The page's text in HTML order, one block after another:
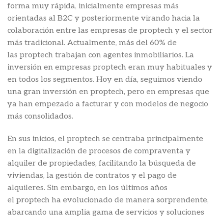
forma muy rápida, inicialmente empresas más
orientadas al B2C y posteriormente virando hacia la
colaboración entre las empresas de proptech y el sector
más tradicional. Actualmente, más del 60% de
las proptech trabajan con agentes inmobiliarios. La
inversión en empresas proptech eran muy habituales y
en todos los segmentos. Hoy en día, seguimos viendo
una gran inversión en proptech, pero en empresas que
ya han empezado a facturar y con modelos de negocio
más consolidados.
En sus inicios, el proptech se centraba principalmente
en la digitalización de procesos de compraventa y
alquiler de propiedades, facilitando la búsqueda de
viviendas, la gestión de contratos y el pago de
alquileres. Sin embargo, en los últimos años
el proptech ha evolucionado de manera sorprendente,
abarcando una amplia gama de servicios y soluciones